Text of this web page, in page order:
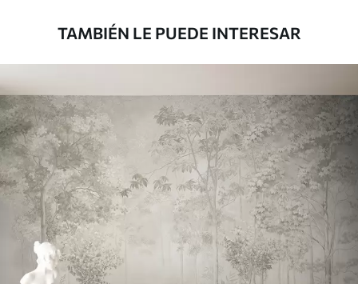
TAMBIÉN LE PUEDE INTERESAR